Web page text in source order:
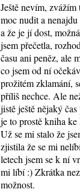
Ještě nevím,
moc nudit a
a že je jí dost,
jsem přečetla,
času ani peněz, ale
co jsem od ní
prožitém zklamání,
příliš nechce. Ale
jistě ještě nějaký
je to prostě kniha
Už se mi stalo že
zjistila že se mi
letech jsem se k ní
mi líbí :) Zkrátka
možnost.